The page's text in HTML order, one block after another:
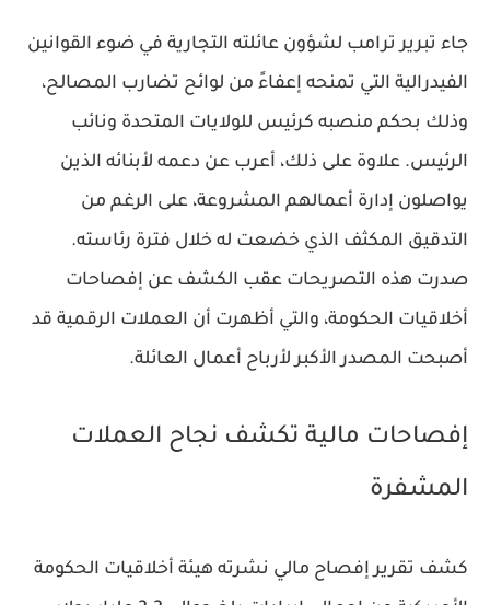
جاء تبرير ترامب لشؤون عائلته التجارية في ضوء القوانين
الفيدرالية التي تمنحه إعفاءً من لوائح تضارب المصالح،
وذلك بحكم منصبه كرئيس للولايات المتحدة ونائب
الرئيس. علاوة على ذلك، أعرب عن دعمه لأبنائه الذين
يواصلون إدارة أعمالهم المشروعة، على الرغم من
التدقيق المكثف الذي خضعت له خلال فترة رئاسته.
صدرت هذه التصريحات عقب الكشف عن إفصاحات
أخلاقيات الحكومة، والتي أظهرت أن العملات الرقمية قد
أصبحت المصدر الأكبر لأرباح أعمال العائلة.
إفصاحات مالية تكشف نجاح العملات
المشفرة
كشف تقرير إفصاح مالي نشرته هيئة أخلاقيات الحكومة